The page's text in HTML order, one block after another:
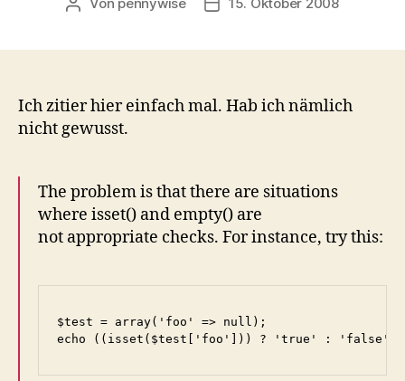
Beitragsautor Veröffentlichungsdatum
Ich zitier hier einfach mal. Hab ich nämlich
nicht gewusst.
The problem is that there are situations
where isset() and empty() are
not appropriate checks. For instance, try this:
$test = array('foo' => null);